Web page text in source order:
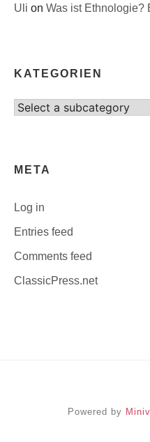
Uli on Was ist Ethnologie?
KATEGORIEN
Select
META
Log in
Entries feed
Comments feed
ClassicPress.net
Powered by